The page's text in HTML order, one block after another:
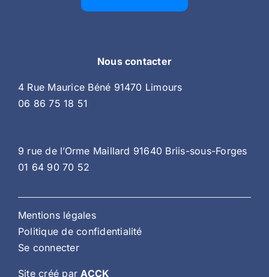
Nous contacter
4 Rue Maurice Béné 91470 Limours
06 86 75 18 51
9 rue de l’Orme Maillard 91640 Briis-sous-Forges
01 64 90 70 52
Mentions légales
Politique de confidentialité
Se connecter
Site créé parACCK